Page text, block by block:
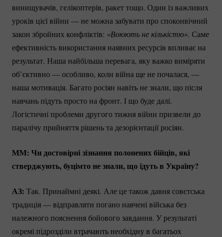
винищувачів, гелікоптерів, ракет тощо. Один із важливих
уроків цієї війни — не можна забувати про споконвічний
закон збройних конфліктів: «Воюють не кількістю». Саме
ефективність використання наявних ресурсів впливає на
результат. Наша найбільша перевага, яку важко виміряти
об’єктивно — особливо, коли війна ще не почалася, —
наша мотивація. Багато росіян навіть не знали, що після
навчань підуть просто на фронт. І що буде далі.
Логістичні проблеми другого тижня війни призвели до
паралічу прийняття рішень та дезорієнтації росіян.
ММ: Чи достовірні зізнання полонених бійців, які
стверджують, буцімто не знали, що їдуть в Україну?
АЗ: Так. Принаймні деякі. Але це також давня совєтська
традиція — відправляти погано навчені війська без
належного пояснення бойового завдання. У результаті
окремі підрозділи втрачають необхідну в багатьох